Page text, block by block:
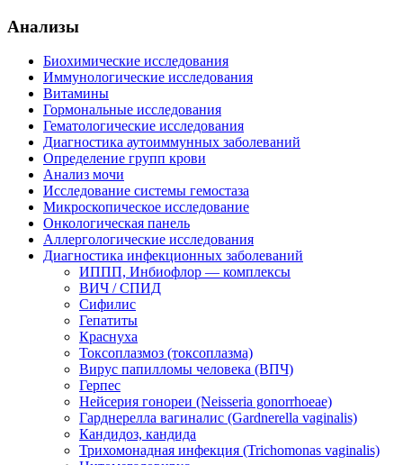
Анализы
Биохимические исследования
Иммунологические исследования
Витамины
Гормональные исследования
Гематологические исследования
Диагностика аутоиммунных заболеваний
Определение групп крови
Анализ мочи
Исследование системы гемостаза
Микроскопическое исследование
Онкологическая панель
Аллергологические исследования
Диагностика инфекционных заболеваний
ИППП, Инбиофлор — комплексы
ВИЧ / СПИД
Сифилис
Гепатиты
Краснуха
Токсоплазмоз (токсоплазма)
Вирус папилломы человека (ВПЧ)
Герпес
Нейсерия гонореи (Neisseria gonorrhoeae)
Гарднерелла вагиналис (Gardnerella vaginalis)
Кандидоз, кандида
Трихомонадная инфекция (Trichomonas vaginalis)